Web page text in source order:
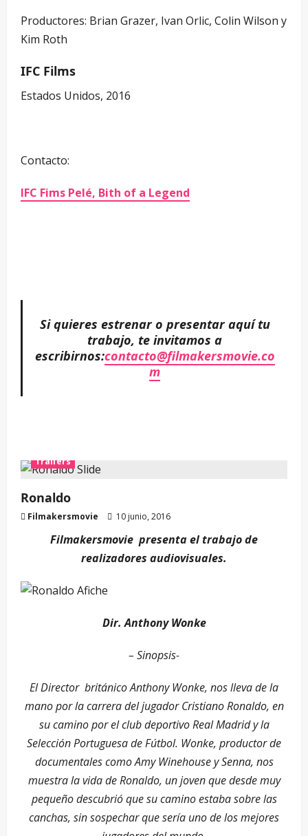
Productores: Brian Grazer, Ivan Orlic, Colin Wilson y
Kim Roth
IFC Films
Estados Unidos, 2016
Contacto:
IFC Fims Pelé, Bith of a Legend
Si quieres estrenar o presentar aquí tu
trabajo, te invitamos a
escribirnos:contacto@filmakersmovie.co
m
Trailers
Ronaldo
Filmakersmovie 10 junio, 2016
Filmakersmovie presenta el trabajo de
realizadores audiovisuales.
Dir. Anthony Wonke
– Sinopsis-
El Director británico Anthony Wonke, nos lleva de la
mano por la carrera del jugador Cristiano Ronaldo, en
su camino por el club deportivo Real Madrid y la
Selección Portuguesa de Fútbol. Wonke, productor de
documentales como Amy Winehouse y Senna, nos
muestra la vida de Ronaldo, un joven que desde muy
pequeño descubrió que su camino estaba sobre las
canchas, sin sospechar que sería uno de los mejores